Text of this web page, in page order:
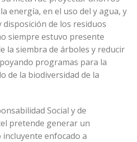
energía, en el uso del y agua, y
de los residuos
siempre estuvo presente
la siembra de árboles y reducir
programas para la
de la biodiversidad de la
Social y de
pretende generar un
enfocado a